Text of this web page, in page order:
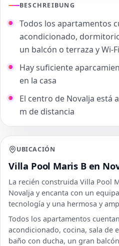
BESCHREIBUNG
Todos los apartamentos
acondicionado,
un balcón o terraza y Wi-
Hay suficiente
en la casa
El centro de Novalja está
m de distancia
UBICACIÓN
Villa Pool Maris B en
La recién construida Villa Pool
Novalja y encanta con un
tecnología y una hermosa y
Todos los apartamentos
acondicionado, cocina, sala de
baño con ducha, un gran